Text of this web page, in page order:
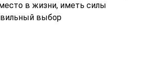
в жизни, иметь силы
выбор